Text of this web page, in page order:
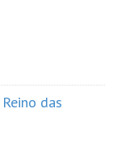
das